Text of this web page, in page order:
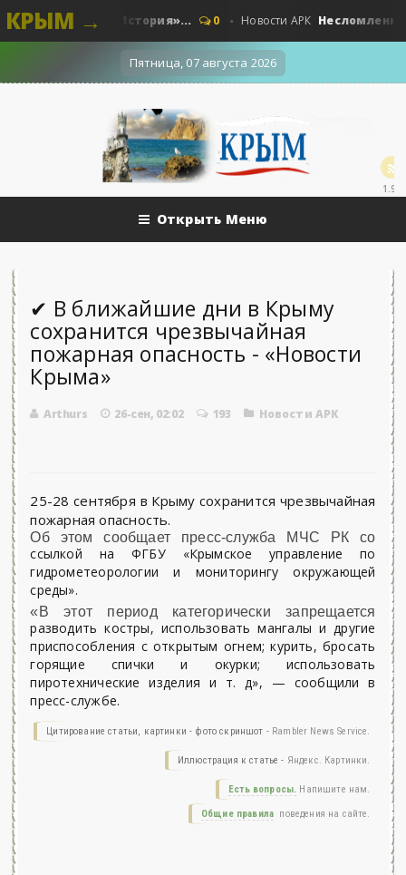
КРЫМ →
Наши - «История»... 0 Новости АРК Несломленный
Пятница, 07 августа 2026
1.9k
Открыть Меню
✔ В ближайшие дни в Крыму
сохранится чрезвычайная
пожарная опасность - «Новости
Крыма»
Arthurs 26-сен, 02:02 193 Новости АРК
25-28 сентября в Крыму сохранится чрезвычайная
пожарная опасность.
Об этом сообщает пресс-служба МЧС РК со
ссылкой на ФГБУ «Крымское управление по
гидрометеорологии и мониторингу окружающей
среды».
«В этот период категорически запрещается
разводить костры, использовать мангалы и другие
приспособления с открытым огнем; курить, бросать
горящие спички и окурки; использовать
пиротехнические изделия и т. д», — сообщили в
пресс-службе.
Цитирование статьи, картинки - фото скриншот - Rambler News Service.
Иллюстрация к статье - Яндекс. Картинки.
Есть вопросы. Напишите нам.
Общие правила поведения на сайте.